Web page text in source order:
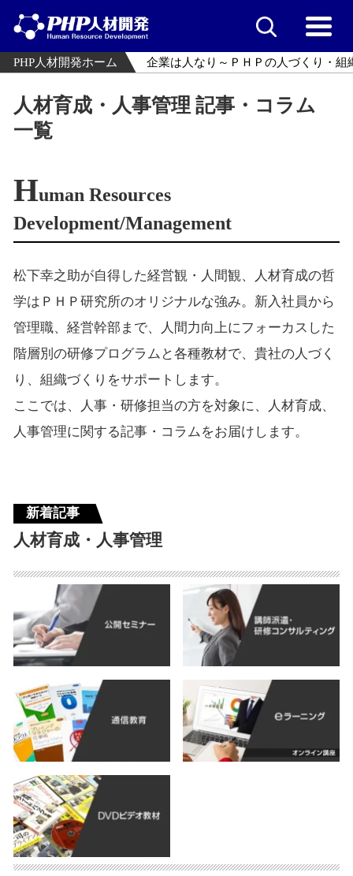
PHP人材開発ホーム 企業は人なり～ＰＨＰの人づくり・組
人材育成・人事管理 記事・コラム
一覧
Human Resources
Development/Management
松下幸之助が自得した経営観・人間観、人材育成の哲
学はＰＨＰ研究所のオリジナルな強み。新入社員から
管理職、経営幹部まで、人間力向上にフォーカスした
階層別の研修プログラムと各種教材で、貴社の人づく
り、組織づくりをサポートします。
ここでは、人事・研修担当の方を対象に、人材育成、
人事管理に関する記事・コラムをお届けします。
新着記事
人材育成・人事管理